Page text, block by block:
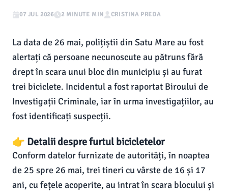
07 JUL 2026 2 MINUTE MIN CRISTINA PREDA
La data de 26 mai, polițiștii din Satu Mare au fost
alertați că persoane necunoscute au pătruns fără
drept în scara unui bloc din municipiu și au furat
trei biciclete. Incidentul a fost raportat Biroului de
Investigații Criminale, iar în urma investigațiilor, au
fost identificați suspecții.
👉 Detalii despre furtul bicicletelor
Conform datelor furnizate de autorități, în noaptea
de 25 spre 26 mai, trei tineri cu vârste de 16 și 17
ani, cu fețele acoperite, au intrat în scara blocului și